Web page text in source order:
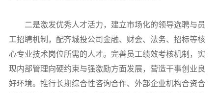
二是激发优秀人才活力，建立市场化的领导选聘与员
工招聘机制，配齐城投公司金融、财会、法务、招标等核
心专业技术岗位所需的人才。完善员工绩效考核机制，实
现内部管理向硬约束与强激励方面发展，营造干事创业良
好环境。推行长期综合性咨询合作、外部企业机构合资合